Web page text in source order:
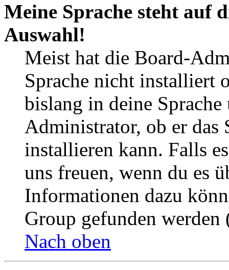
Meine Sprache steht auf
Auswahl!
Meist hat die Board-
Sprache nicht installiert
bislang in deine
Administrator, ob er das
installieren kann. Falls
uns freuen, wenn du es
Informationen dazu
Group gefunden
Nach oben